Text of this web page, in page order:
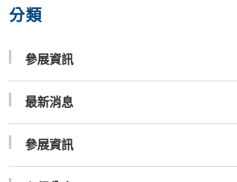
分類
參展資訊
最新消息
參展資訊